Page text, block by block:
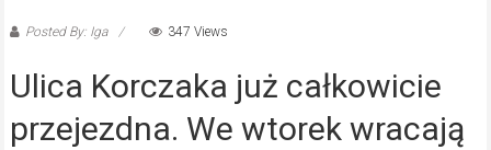
Posted By: Iga 347 Views
Ulica Korczaka już całkowicie
przejezdna. We wtorek wracają